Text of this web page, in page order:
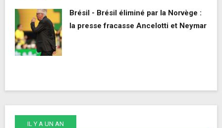
Brésil - Brésil éliminé par la Norvège :
la presse fracasse Ancelotti et Neymar
IL Y A UN AN